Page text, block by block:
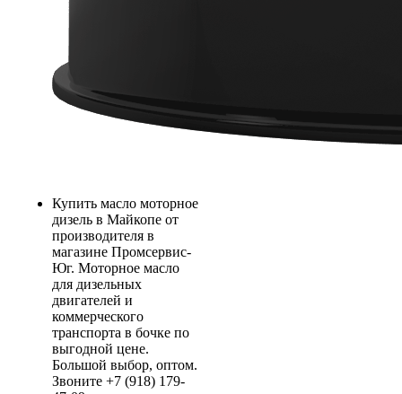
Купить масло моторное
дизель в Майкопе от
производителя в
магазине Промсервис-
Юг. Моторное масло
для дизельных
двигателей и
коммерческого
транспорта в бочке по
выгодной цене.
Большой выбор, оптом.
Звоните +7 (918) 179-